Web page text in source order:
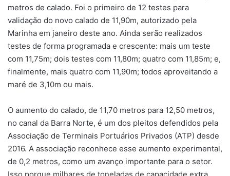
metros de calado. Foi o primeiro de 12 testes para
validação do novo calado de 11,90m, autorizado pela
Marinha em janeiro deste ano. Ainda serão realizados
testes de forma programada e crescente: mais um teste
com 11,75m; dois testes com 11,80m; quatro com 11,85m; e,
finalmente, mais quatro com 11,90m; todos aproveitando a
maré de 3,10m ou mais.
O aumento do calado, de 11,70 metros para 12,50 metros,
no canal da Barra Norte, é um dos pleitos defendidos pela
Associação de Terminais Portuários Privados (ATP) desde
2016. A associação reconhece esse aumento experimental,
de 0,2 metros, como um avanço importante para o setor.
Isso porque milhares de toneladas de capacidade extra